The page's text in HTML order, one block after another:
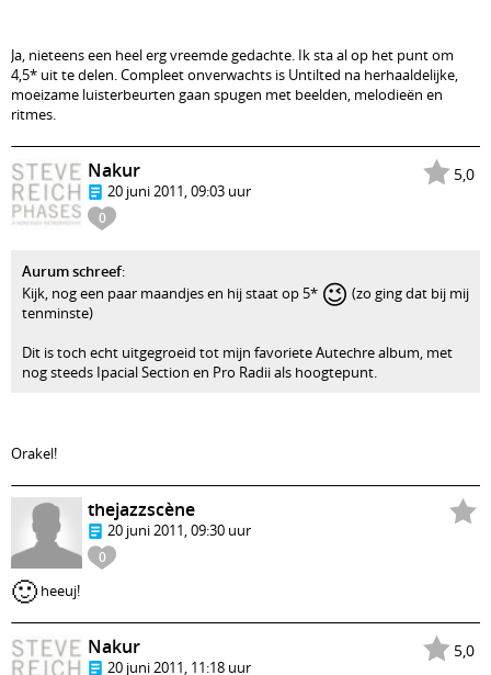
Ja, nieteens een heel erg vreemde gedachte. Ik sta al op het punt om
4,5* uit te delen. Compleet onverwachts is Untilted na herhaaldelijke,
moeizame luisterbeurten gaan spugen met beelden, melodieën en
ritmes.
5,0
0
Nakur
20 juni 2011, 09:03 uur
Aurum schreef:
Kijk, nog een paar maandjes en hij staat op 5* 😉 (zo ging dat bij mij
tenminste)
Dit is toch echt uitgegroeid tot mijn favoriete Autechre album, met
nog steeds Ipacial Section en Pro Radii als hoogtepunt.
Orakel!
0
thejazzscène
20 juni 2011, 09:30 uur
🙂 heeuj!
5,0
Nakur
20 juni 2011, 11:18 uur